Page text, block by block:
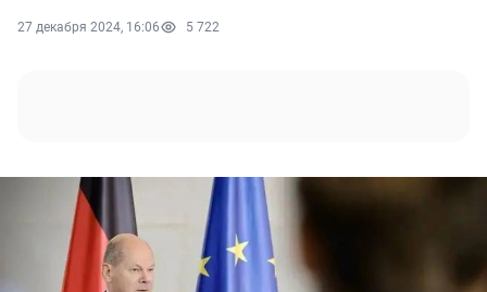
27 декабря 2024, 16:06 5 722